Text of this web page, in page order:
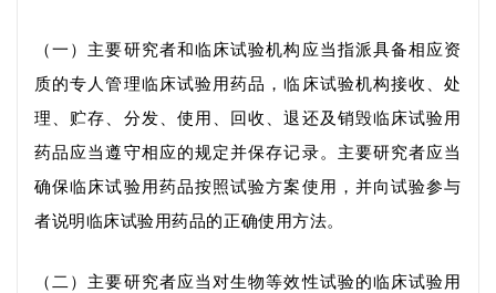
（一）主要研究者和临床试验机构应当指派具备相应资
质的专人管理临床试验用药品，临床试验机构接收、处
理、贮存、分发、使用、回收 、退还及销毁临床试验用
药品应当遵守相应的规定并保存记录。主要研究者应当
确保临床试验用药品按照试验方案使用，并向试验参与
者说明临床试验用药品的正确使用方法。
（二）主要研究者应当对生物等效性试验的临床试验用